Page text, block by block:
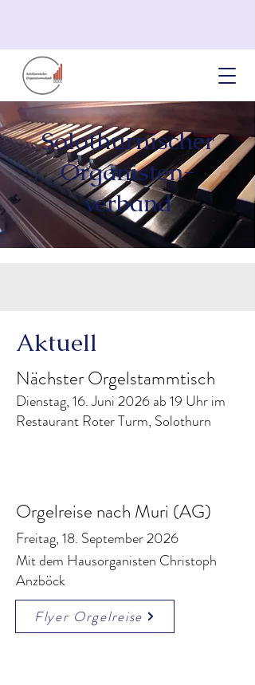
Solothurnischer
Organisten-
verband
Aktuell
Nächster Orgelstammtisch
Dienstag, 16. Juni 2026 ab 19 Uhr im
Restaurant Roter Turm, Solothurn
Orgelreise nach Muri (AG)
Freitag, 18. September 2026
Mit dem Hausorganisten Christoph
Anzböck
Flyer Orgelreise